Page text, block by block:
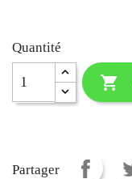
Quantité

Partager